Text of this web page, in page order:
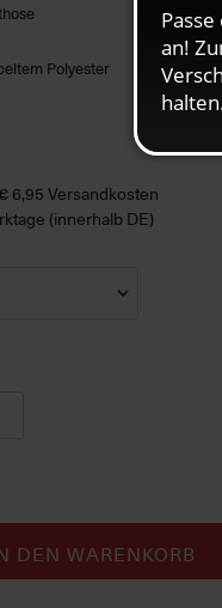
Polyester
6,95 Versandkosten
(innerhalb DE)
DEN WARENKORB